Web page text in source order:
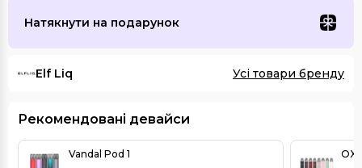
Натякнути на подарунок
Elf Liq Усі товари бренду
Рекомендовані девайси
Vandal Pod 1